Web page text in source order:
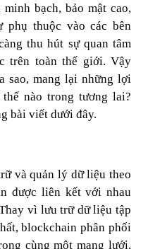
bạch, bảo mật cao,
phụ thuộc vào các bên
thu hút sự quan tâm
trên toàn thế giới. Vậy
sao, mang lại những lợi
nào trong tương lai?
bài viết dưới đây.
và quản lý dữ liệu theo
được liên kết với nhau
vì lưu trữ dữ liệu tập
blockchain phân phối
cùng một mạng lưới,